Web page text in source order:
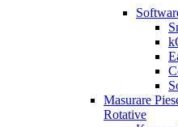
Masurare
Rotative